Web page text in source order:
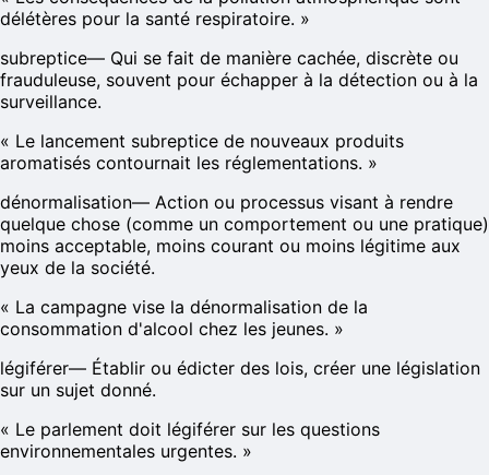
délétères pour la santé respiratoire. »
subreptice— Qui se fait de manière cachée, discrète ou
frauduleuse, souvent pour échapper à la détection ou à la
surveillance.
« Le lancement subreptice de nouveaux produits
aromatisés contournait les réglementations. »
dénormalisation— Action ou processus visant à rendre
quelque chose (comme un comportement ou une pratique)
moins acceptable, moins courant ou moins légitime aux
yeux de la société.
« La campagne vise la dénormalisation de la
consommation d'alcool chez les jeunes. »
légiférer— Établir ou édicter des lois, créer une législation
sur un sujet donné.
« Le parlement doit légiférer sur les questions
environnementales urgentes. »